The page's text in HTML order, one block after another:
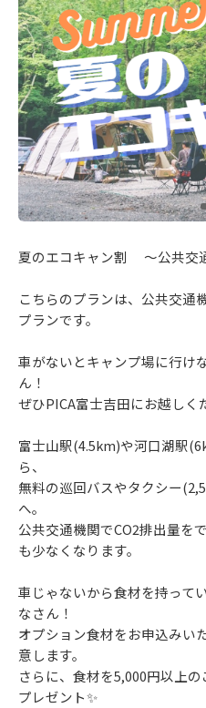
夏のエコキャン割 ～公共交
こちらのプランは、公共交通
プランです。
車がないとキャンプ場に行け
ん！
ぜひPICA富士吉田にお越しく
富士山駅(4.5km)や河口湖駅
ら、
無料の巡回バスやタクシー
へ。
公共交通機関でCO2排出量を
も少なくなります。
車じゃないから食材を持って
なさん！
オプション食材をお申込みい
意します。
さらに、食材を5,000円以上
プレゼント✨